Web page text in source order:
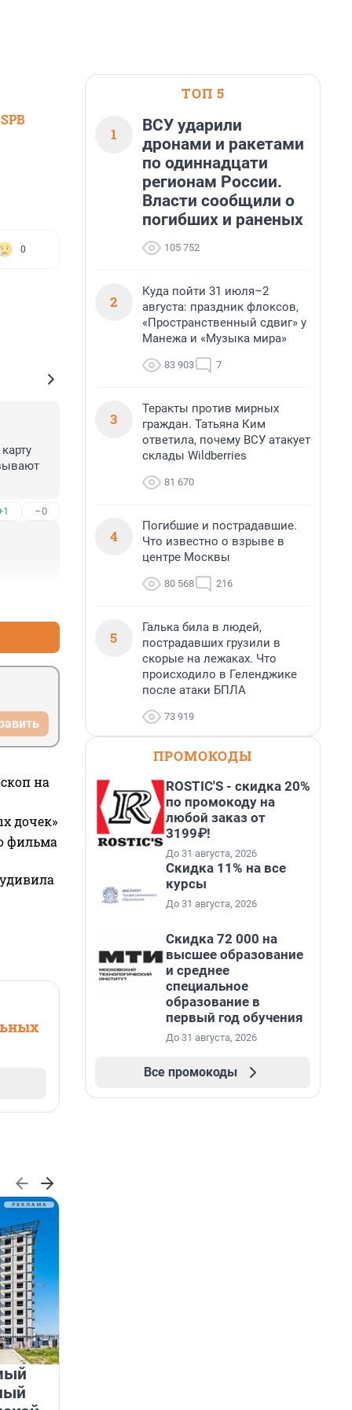
0
–0
на
дочек»
фильма
ТОП 5
1
ВСУ ударили
дронами и ракетами
по одиннадцати
регионам России.
Власти сообщили о
погибших и раненых
105 752
2
Куда пойти 31 июля–2
августа: праздник флоксов,
«Пространственный сдвиг» у
Манежа и «Музыка мира»
83 903 7
3
Теракты против мирных
граждан. Татьяна Ким
ответила, почему ВСУ атакует
склады Wildberries
81 670
4
Погибшие и пострадавшие.
Что известно о взрыве в
центре Москвы
80 568 216
5
Галька била в людей,
пострадавших грузили в
скорые на лежаках. Что
происходило в Геленджике
после атаки БПЛА
73 919
ПРОМОКОДЫ
ROSTIC'S - скидка 20%
по промокоду на
любой заказ от
3199₽!
До 31 августа, 2026
Скидка 11% на все
курсы
До 31 августа, 2026
Скидка 72 000 на
высшее образование
и среднее
специальное
образование в
первый год обучения
До 31 августа, 2026
Все промокоды